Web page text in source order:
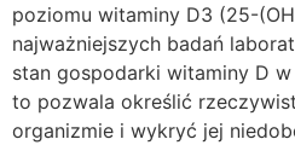
poziomu witaminy D3 (25-
najważniejszych badań
stan gospodarki witaminy D
to pozwala określić
organizmie i wykryć jej